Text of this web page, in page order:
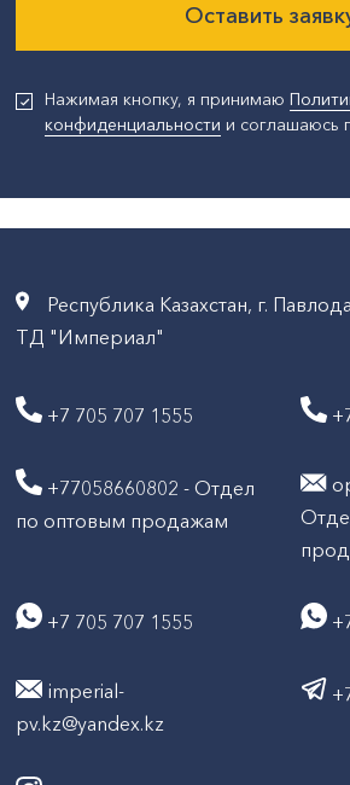
Оставить
Нажимая кнопку, я принимаю
конфиденциальности и соглашаюсь
Республика Казахстан, г.
ТД "Империал"
+7 705 707 1555
+77058660802 - Отдел
по оптовым продажам
+7 705 707 1555
imperial-
pv.kz@yandex.kz